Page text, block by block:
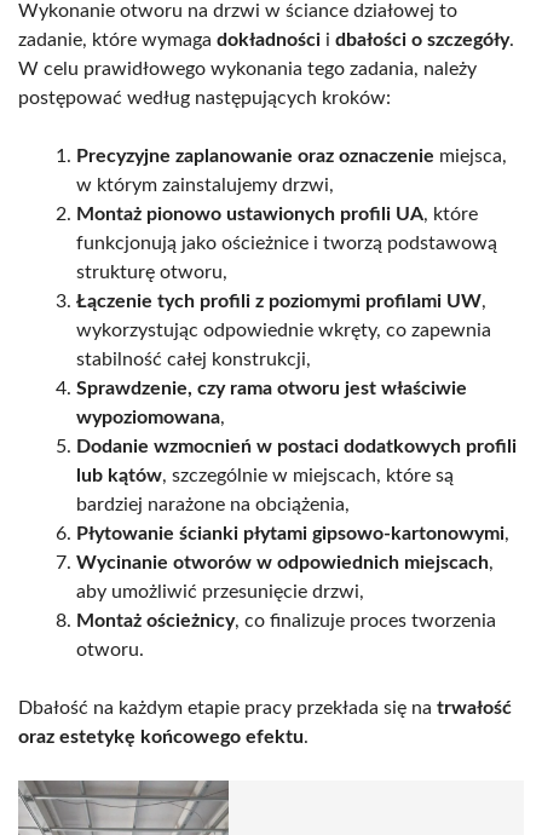
Wykonanie otworu na drzwi w ściance działowej to
zadanie, które wymaga dokładności i dbałości o szczegóły.
W celu prawidłowego wykonania tego zadania, należy
postępować według następujących kroków:
Precyzyjne zaplanowanie oraz oznaczenie miejsca,
w którym zainstalujemy drzwi,
Montaż pionowo ustawionych profili UA, które
funkcjonują jako ościeżnice i tworzą podstawową
strukturę otworu,
Łączenie tych profili z poziomymi profilami UW,
wykorzystując odpowiednie wkręty, co zapewnia
stabilność całej konstrukcji,
Sprawdzenie, czy rama otworu jest właściwie
wypoziomowana,
Dodanie wzmocnień w postaci dodatkowych profili
lub kątów, szczególnie w miejscach, które są
bardziej narażone na obciążenia,
Płytowanie ścianki płytami gipsowo-kartonowymi,
Wycinanie otworów w odpowiednich miejscach,
aby umożliwić przesunięcie drzwi,
Montaż ościeżnicy, co finalizuje proces tworzenia
otworu.
Dbałość na każdym etapie pracy przekłada się na trwałość
oraz estetykę końcowego efektu.